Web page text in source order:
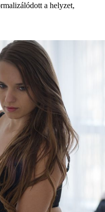
a helyzet,